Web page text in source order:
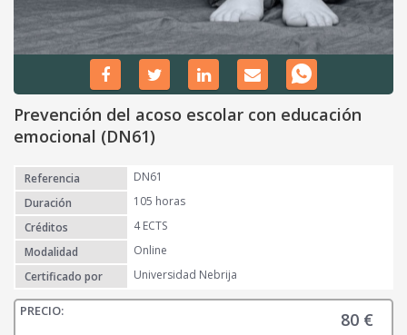
Prevención del acoso escolar con educación
emocional (DN61)
Referencia
DN61
Duración
105 horas
Créditos
4 ECTS
Modalidad
Online
Certificado por
Universidad Nebrija
80 €